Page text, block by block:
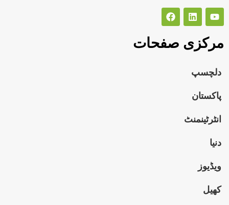
مرکزی صفحات
دلچسپ
پاکستان
انٹرٹینمنٹ
دنیا
ویڈیوز
کھیل